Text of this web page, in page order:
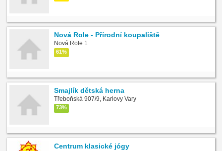
Nová Role - Přírodní koupaliště
Nová Role 1
61%
Smajlík dětská herna
Třeboňská 907/9, Karlovy Vary
73%
Centrum klasické jógy